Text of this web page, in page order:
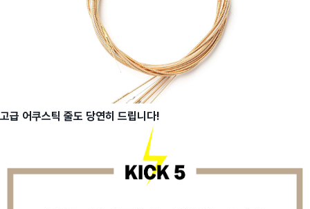
고급 어쿠스틱 줄도 당연히 드립니다!